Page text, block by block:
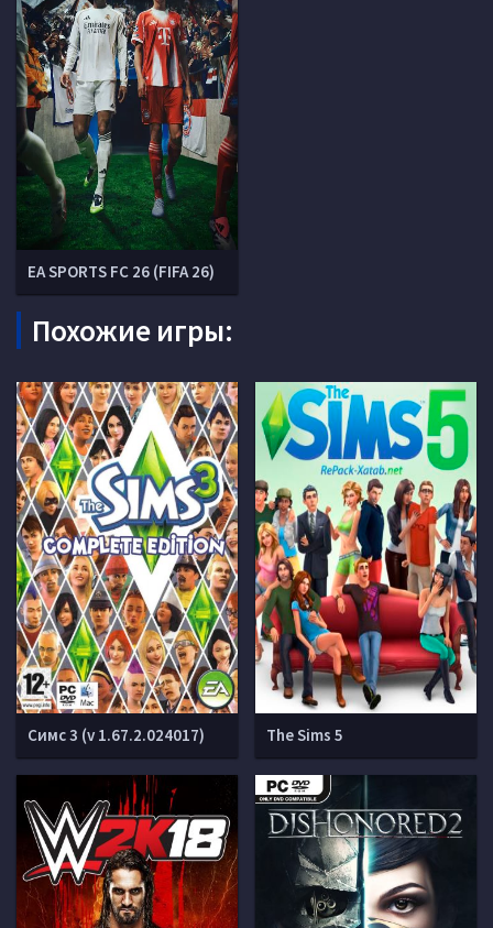
EA SPORTS FC 26 (FIFA 26)
Похожие игры:
Симс 3 (v 1.67.2.024017) The Sims 5